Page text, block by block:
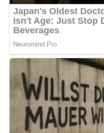
5/5(2 Bewertung)